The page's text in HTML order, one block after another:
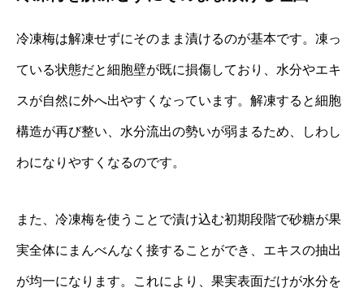
冷凍梅は解凍せずにそのまま漬けるのが基本です。凍っ
ている状態だと細胞壁が既に損傷しており、水分やエキ
スが自然に外へ出やすくなっています。解凍すると細胞
構造が再び整い、水分流出の勢いが弱まるため、しわし
わになりやすくなるのです。
また、冷凍梅を使うことで漬け込む初期段階で砂糖が果
実全体にまんべんなく接することができ、エキスの抽出
が均一になります。これにより、果実表面だけが水分を